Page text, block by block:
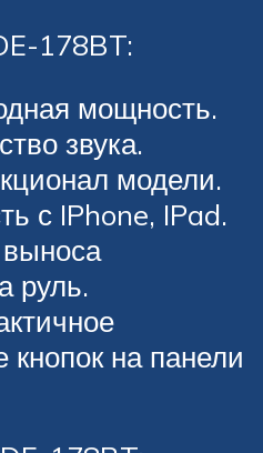
178BT:
мощность.
звука.
модели.
с IPhone, IPad.
руль.
кнопок на панели